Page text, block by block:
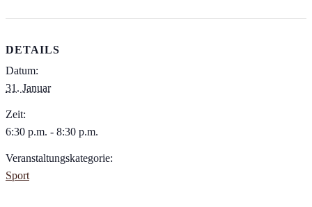
DETAILS
Datum:
31. Januar
Zeit:
6:30 p.m. - 8:30 p.m.
Veranstaltungskategorie:
Sport